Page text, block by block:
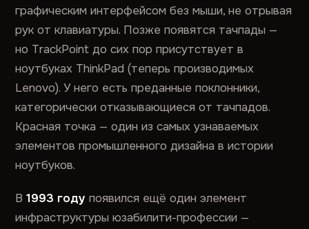
графическим интерфейсом без мыши, не отрывая
рук от клавиатуры. Позже появятся тачпады —
но TrackPoint до сих пор присутствует в
ноутбуках ThinkPad (теперь производимых
Lenovo). У него есть преданные поклонники,
категорически отказывающиеся от тачпадов.
Красная точка — один из самых узнаваемых
элементов промышленного дизайна в истории
ноутбуков.
В1993 году появился ещё один элемент
инфраструктуры юзабилити-профессии —